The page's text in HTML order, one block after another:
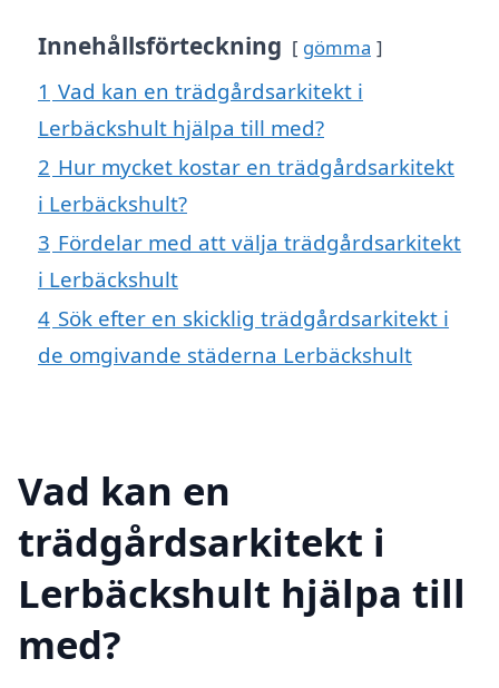
Innehållsförteckning gömma
1 Vad kan en trädgårdsarkitekt i
Lerbäckshult hjälpa till med?
2 Hur mycket kostar en trädgårdsarkitekt
i Lerbäckshult?
3 Fördelar med att välja trädgårdsarkitekt
i Lerbäckshult
4 Sök efter en skicklig trädgårdsarkitekt i
de omgivande städerna Lerbäckshult
Vad kan en
trädgårdsarkitekt i
Lerbäckshult hjälpa till
med?